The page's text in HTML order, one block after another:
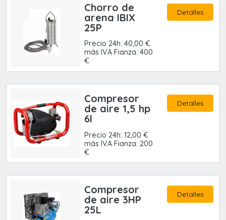
Chorro de
arena IBIX
25P
Precio 24h: 40,00 €
más IVA Fianza: 400
€
Detalles
Compresor
de aire 1,5 hp
6l
Precio 24h: 12,00 €
más IVA Fianza: 200
€
Detalles
Compresor
de aire 3HP
25L
Detalles